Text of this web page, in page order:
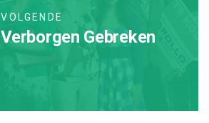
VOLGENDE
Verborgen Gebreken